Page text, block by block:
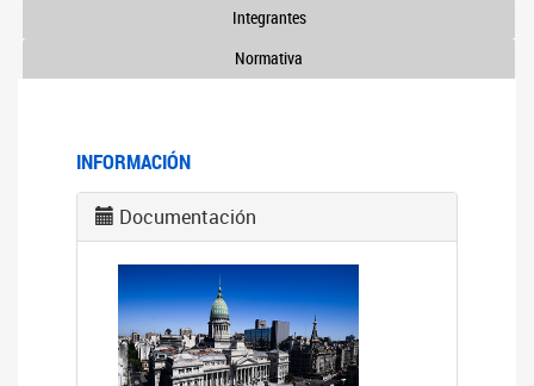
Integrantes
Normativa
INFORMACIÓN
Documentación